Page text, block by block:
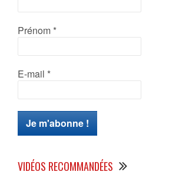
Prénom *
E-mail *
VIDÉOS RECOMMANDÉES